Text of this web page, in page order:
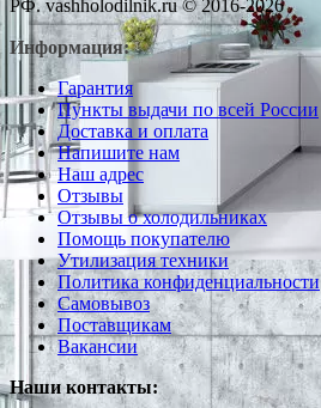
РФ. vashholodilnik.ru © 2016-2026
Информация:
Гарантия
Пункты выдачи по всей России
Доставка и оплата
Напишите нам
Наш адрес
Отзывы
Отзывы о холодильниках
Помощь покупателю
Утилизация техники
Политика конфиденциальности
Самовывоз
Поставщикам
Вакансии
Наши контакты: